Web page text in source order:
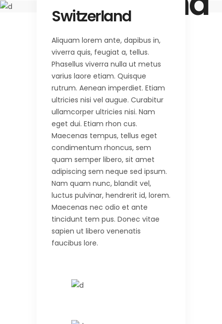
Switzerland
Aliquam lorem ante, dapibus in,
viverra quis, feugiat a, tellus.
Phasellus viverra nulla ut metus
varius laore etiam. Quisque
rutrum. Aenean imperdiet. Etiam
ultricies nisi vel augue. Curabitur
ullamcorper ultricies nisi. Nam
eget dui. Etiam rhon cus.
Maecenas tempus, tellus eget
condimentum rhoncus, sem
quam semper libero, sit amet
adipiscing sem neque sed ipsum.
Nam quam nunc, blandit vel,
luctus pulvinar, hendrerit id, lorem.
Maecenas nec odio et ante
tincidunt tem pus. Donec vitae
sapien ut libero venenatis
faucibus lore.